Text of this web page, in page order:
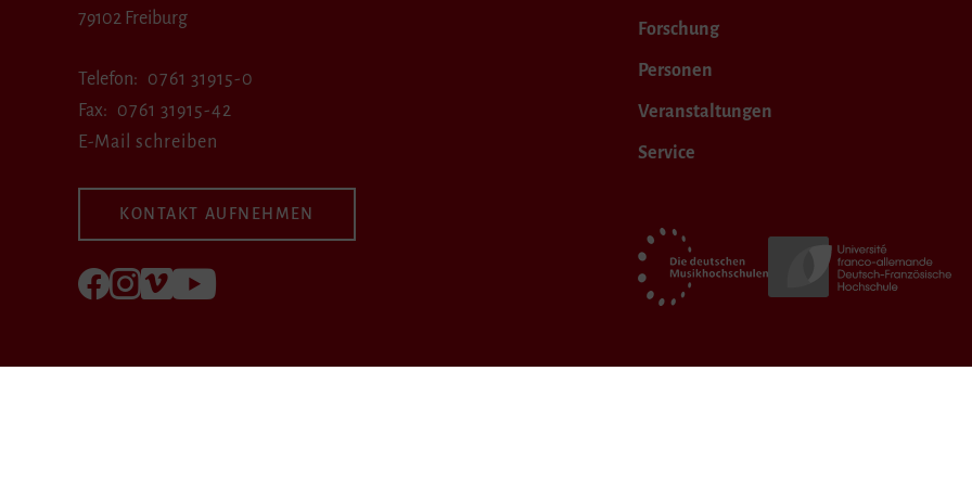
79102 Freiburg
Telefon
0761 31915-0
Fax
0761 31915-42
E-Mail schreiben
KONTAKT AUFNEHMEN
Folgen Sie uns auf Facebook
Folgen Sie uns auf Instagram
Besuchen Sie uns bei Vimeo
Forschung
Personen
Veranstaltungen
Service